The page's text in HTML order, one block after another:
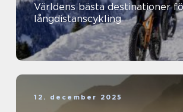
Världens bästa destinationer
långdistanscykling
12. december 2025